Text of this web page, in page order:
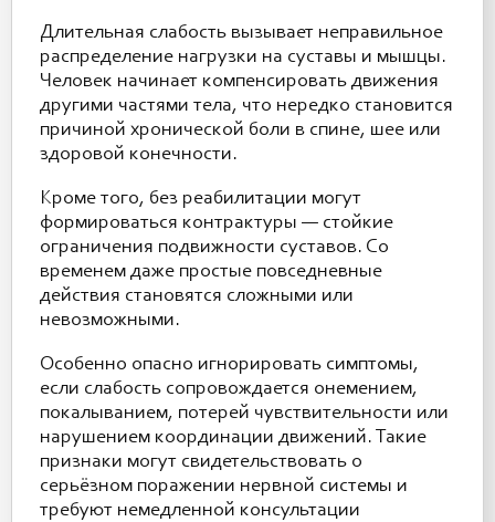
Длительная слабость вызывает неправильное
распределение нагрузки на суставы и мышцы.
Человек начинает компенсировать движения
другими частями тела, что нередко становится
причиной хронической боли в спине, шее или
здоровой конечности.
Кроме того, без реабилитации могут
формироваться контрактуры — стойкие
ограничения подвижности суставов. Со
временем даже простые повседневные
действия становятся сложными или
невозможными.
Особенно опасно игнорировать симптомы,
если слабость сопровождается онемением,
покалыванием, потерей чувствительности или
нарушением координации движений. Такие
признаки могут свидетельствовать о
серьёзном поражении нервной системы и
требуют немедленной консультации